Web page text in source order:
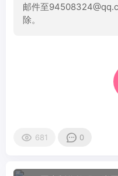
邮件至
除。
681 0